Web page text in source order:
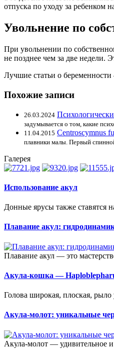
отпуска по уходу за ребенком
Увольнение по
При увольнении по
не позднее чем за две недели.
Лучшие статьи о
Похожие записи
26.03.2024
задумывается о том, какие
11.04.2015 Centroscymnus
плавники малы. Первый
Галерея
Использование акул
Донные ярусы также ставятся
Плавание акул:
Плавание акул — это
Акула-кошка —
Голова широкая, плоская,
Акула-молот: уникальные
Акула-молот — удивительное